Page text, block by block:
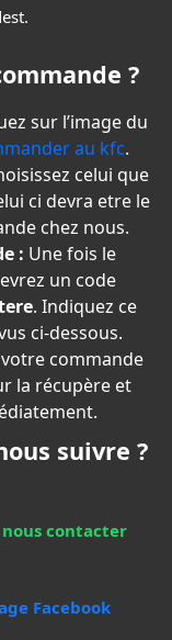
.
?
sur l’image du
au kfc.
celui que
ci devra etre le
chez nous.
: Une fois le
un code
. Indiquez ce
ci-dessous.
commande
la récupère et
suivre ?
contacter
Facebook